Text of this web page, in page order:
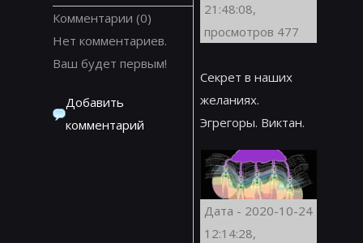
Комментарии (0)
Нет комментариев.
Ваш будет первым!
Добавить
комментарий
21:48:08,
просмотров 477
Секрет в наших
желаниях.
Эгрегоры. Виктан.
Дата - 2020-10-24
12:14:28,